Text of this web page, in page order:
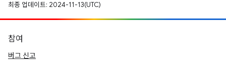
최종 업데이트: 2024-11-13(UTC)
참여
버그 신고